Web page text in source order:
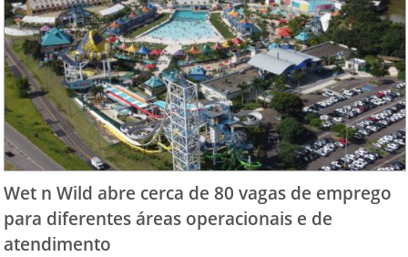
Wet n Wild abre cerca de 80 vagas de emprego
para diferentes áreas operacionais e de
atendimento